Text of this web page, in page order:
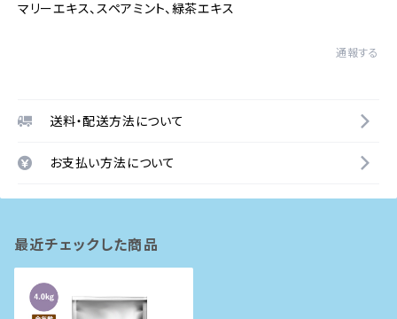
マリーエキス、スペアミント、緑茶エキス
通報する
送料・配送方法について
お支払い方法について
最近チェックした商品